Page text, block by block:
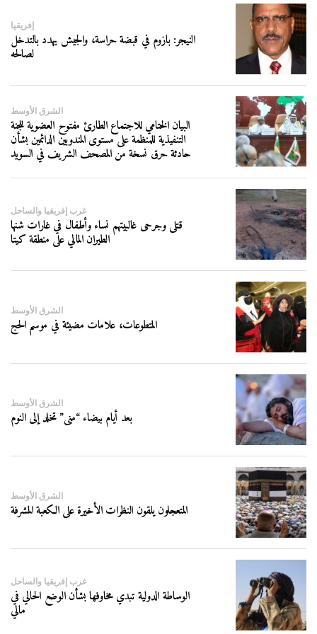
إفريقيا
النيجر: بازوم في قبضة حراسة، والجيش يهدد بالتدخل
لصالحه
الشرق الأوسط
البيان الختامي للاجتماع الطارئ مفتوح العضوية للجنة
التنفيذية للمنظمة على مستوى المندوبين الدائمين بشأن
حادثة حرق نسخة من المصحف الشريف في السويد
غرب إفريقيا والساحل
قتلى وجرحى غالبيتهم نساء وأطفال في غارات شنها
الطيران المالي على منطقة كيتا
الشرق الأوسط
المتطوعات، علامات مضيئة في موسم الحج
الشرق الأوسط
بعد أيام بيضاء “منى” تخلد إلى النوم
الشرق الأوسط
المتعجلون يلقون النظرات الأخيرة على الكعبة المشرفة
غرب إفريقيا والساحل
الوساطة الدولية تبدي مخاوفها بشأن الوضع الحالي في
مالي